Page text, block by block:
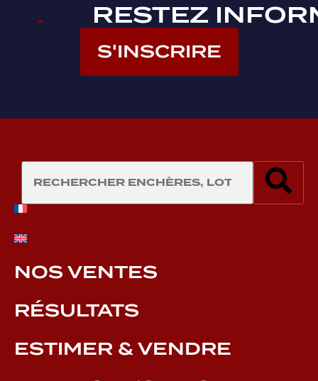
. RESTEZ
S'INSCRIRE
NOS VENTES
RÉSULTATS
ESTIMER & VENDRE